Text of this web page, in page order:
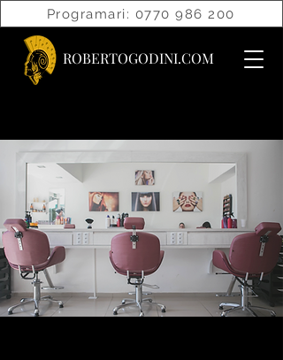
Programari: 0770 986 200
ROBERTOGODINI.COM